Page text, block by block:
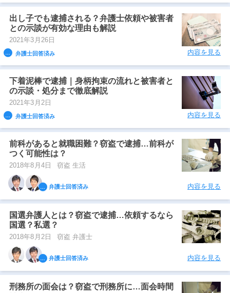
出し子でも逮捕される？弁護士依頼や被害者
との示談が有効な理由も解説
2021年3月26日
弁護士回答済み 内容を見る
下着泥棒で逮捕｜身柄拘束の流れと被害者と
の示談・処分まで徹底解説
2021年3月2日
弁護士回答済み 内容を見る
前科があると就職困難？窃盗で逮捕…前科が
つく可能性は？
2018年8月4日 窃盗 生活
弁護士回答済み 内容を見る
国選弁護人とは？窃盗で逮捕…依頼するなら
国選？私選？
2018年8月2日 窃盗 弁護士
弁護士回答済み 内容を見る
刑務所の面会は？窃盗で刑務所に…面会時間